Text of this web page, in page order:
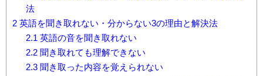
法
2 英語を聞き取れない・分からない3の理由と解決法
2.1 英語の音を聞き取れない
2.2聞き取れても理解できない
2.3聞き取った内容を覚えられない